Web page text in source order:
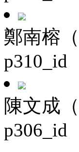
鄭南榕（
p310_id
陳文成
p306_id